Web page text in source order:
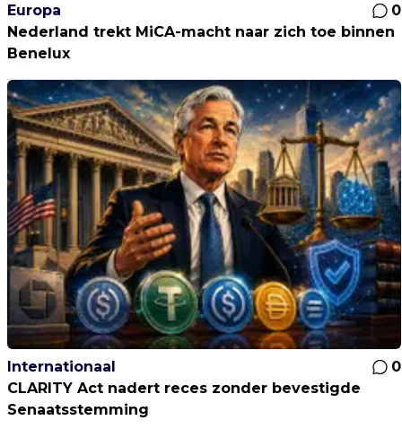
Europa
0
Nederland trekt MiCA-macht naar zich toe binnen
Benelux
Internationaal
0
CLARITY Act nadert reces zonder bevestigde
Senaatsstemming